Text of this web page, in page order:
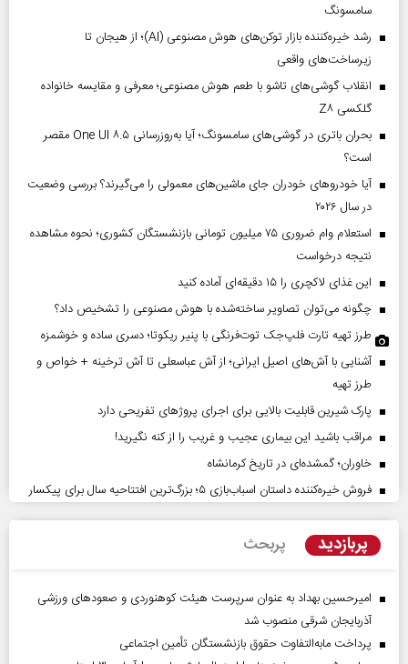
سامسونگ
رشد خیره‌کننده بازار توکن‌های هوش مصنوعی (AI)؛ از هیجان تا
زیرساخت‌های واقعی
انقلاب گوشی‌های تاشو‌ با طعم هوش مصنوعی؛ معرفی و مقایسه خانواده
گلکسی Z۸
بحران باتری در گوشی‌های سامسونگ؛ آیا به‌روزرسانی One UI ۸.۵ مقصر
است؟
آیا خودروهای خودران جای ماشین‌های معمولی را می‌گیرند؟ بررسی وضعیت
در سال ۲۰۲۶
استعلام وام ضروری ۷۵ میلیون تومانی بازنشستگان کشوری؛ نحوه مشاهده
نتیجه درخواست
این غذای لاکچری را ۱۵ دقیقه‌ای آماده کنید
چگونه می‌توان تصاویر ساخته‌شده با هوش مصنوعی را تشخیص داد؟
طرز تهیه تارت فلپ‌جک توت‌فرنگی با پنیر ریکوتا؛ دسری ساده و خوشمزه
آشنایی با آش‌های اصیل ایرانی؛ از آش عباسعلی تا آش ترخینه + خواص و
طرز تهیه
پارک شیرین قابلیت‌ بالایی برای اجرای پروژهای تفریحی دارد
مراقب باشید این بیماری عجیب و غریب را از کنه نگیرید!
خاوران؛ گمشده‌ای در تاریخ کرمانشاه
فروش خیره‌کننده داستان اسباب‌بازی ۵؛ بزرگ‌ترین افتتاحیه سال برای پیکسار
پربازدید پربحث
امیرحسین بهداد به عنوان سرپرست هیئت کوهنوردی و صعودهای ورزشی
آذربایجان شرقی منصوب شد
پرداخت مابه‌التفاوت حقوق بازنشستگان تأمین اجتماعی